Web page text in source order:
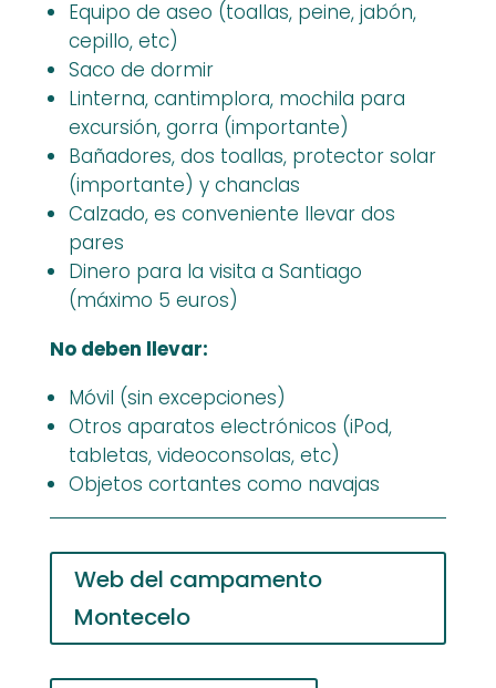
Equipo de aseo (toallas, peine, jabón,
cepillo, etc)
Saco de dormir
Linterna, cantimplora, mochila para
excursión, gorra (importante)
Bañadores, dos toallas, protector solar
(importante) y chanclas
Calzado, es conveniente llevar dos
pares
Dinero para la visita a Santiago
(máximo 5 euros)
No deben llevar:
Móvil (sin excepciones)
Otros aparatos electrónicos (iPod,
tabletas, videoconsolas, etc)
Objetos cortantes como navajas
Web del campamento
Montecelo